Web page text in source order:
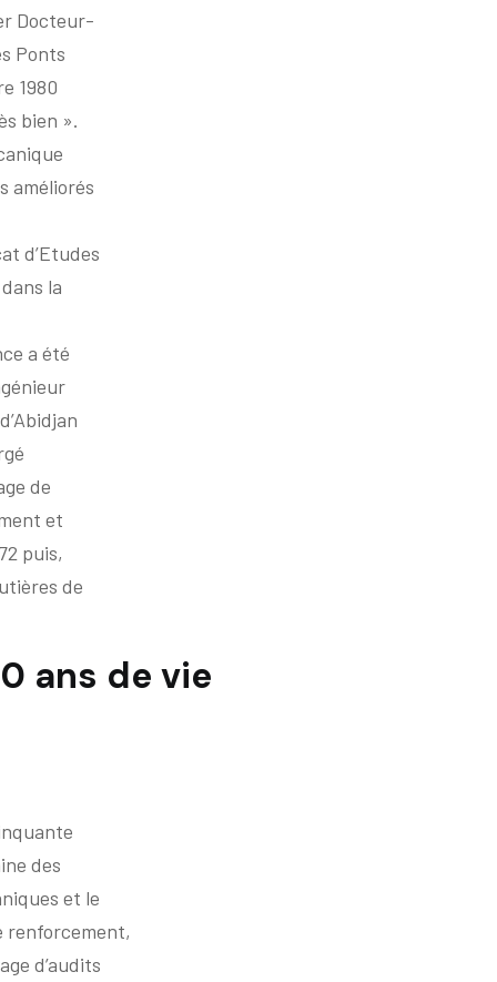
Docteur-
Ponts
1980
bien ».
améliorés
d’Etudes
la
a été
de
et
puis,
de
ans de vie
des
et le
renforcement,
d’audits